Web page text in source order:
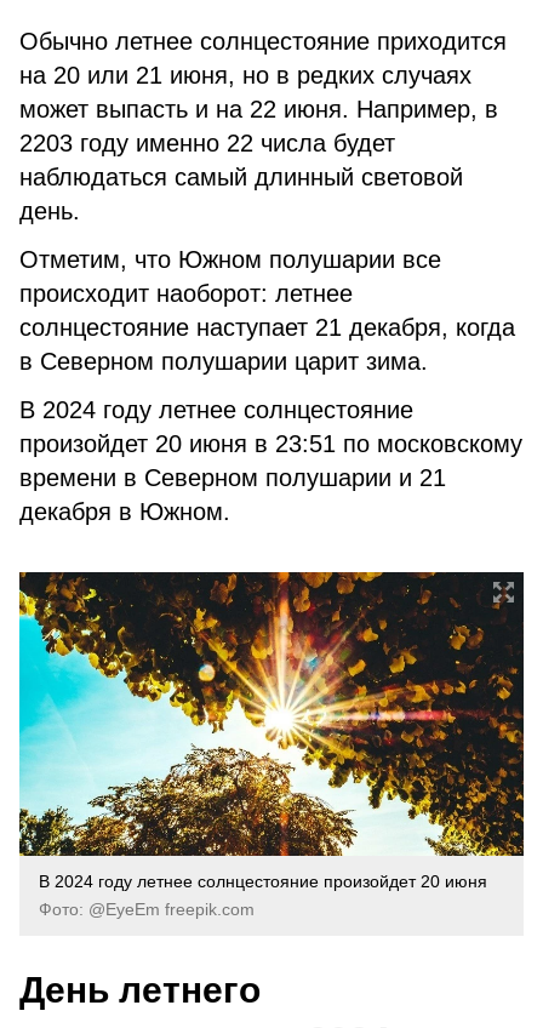
Обычно летнее солнцестояние приходится
на 20 или 21 июня, но в редких случаях
может выпасть и на 22 июня. Например, в
2203 году именно 22 числа будет
наблюдаться самый длинный световой
день.
Отметим, что Южном полушарии все
происходит наоборот: летнее
солнцестояние наступает 21 декабря, когда
в Северном полушарии царит зима.
В 2024 году летнее солнцестояние
произойдет 20 июня в 23:51 по московскому
времени в Северном полушарии и 21
декабря в Южном.
В 2024 году летнее солнцестояние произойдет 20 июня
Фото: @EyeEm freepik.com
День летнего